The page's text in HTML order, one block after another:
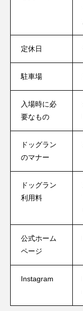
定休日
駐車場
入場時に必
要なもの
ドッグラン
のマナー
ドッグラン
利用料
公式ホーム
ページ
Instagram